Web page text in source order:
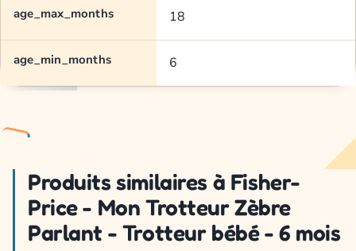
age_max_months 18
age_min_months 6
Produits similaires à Fisher-
Price - Mon Trotteur Zèbre
Parlant - Trotteur bébé - 6 mois